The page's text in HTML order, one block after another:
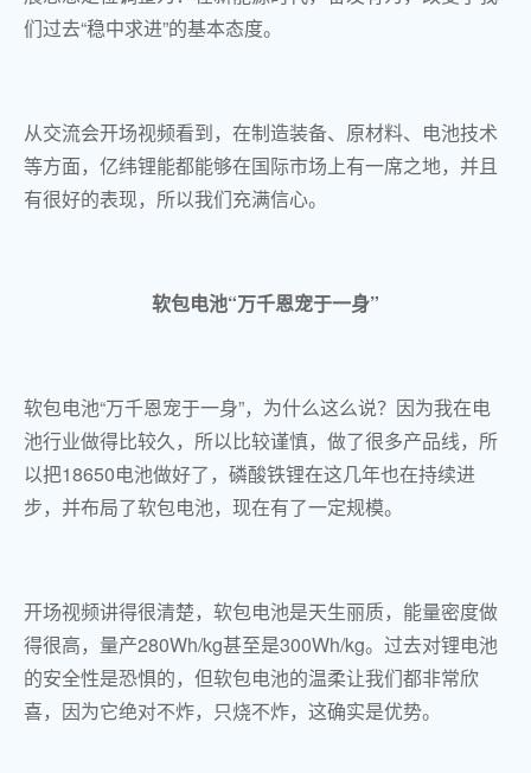
们过去“稳中求进”的基本态度。
从交流会开场视频看到，在制造装备、原材料、电池技术
等方面，亿纬锂能都能够在国际市场上有一席之地，并且
有很好的表现，所以我们充满信心。
软包电池“万千恩宠于一身”
软包电池“万千恩宠于一身”，为什么这么说？因为我在电
池行业做得比较久，所以比较谨慎，做了很多产品线，所
以把18650电池做好了，磷酸铁锂在这几年也在持续进
步，并布局了软包电池，现在有了一定规模。
开场视频讲得很清楚，软包电池是天生丽质，能量密度做
得很高，量产280Wh/kg甚至是300Wh/kg。过去对锂电池
的安全性是恐惧的，但软包电池的温柔让我们都非常欣
喜，因为它绝对不炸，只烧不炸，这确实是优势。